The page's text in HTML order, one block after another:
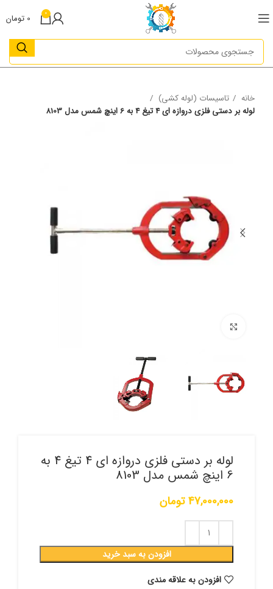
0
0 تومان
خانه
تاسیسات (لوله کشی)
لوله بر دستی فلزی دروازه ای 4 تیغ 4 به 6 اینچ شمس مدل 8103
لوله بر دستی فلزی دروازه ای 4 تیغ 4 به
6 اینچ شمس مدل 8103
47,000,000 تومان
افزودن به سبد خرید
افزودن به علاقه مندی